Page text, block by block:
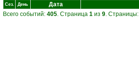
Сез. День
Дата
Всего событий: 405. Страница 1 из 9. Страницы: